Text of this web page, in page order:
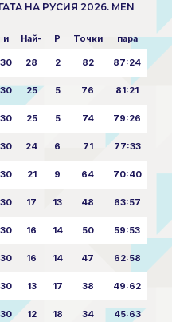
НА РУСИЯ 2026. MEN
и Най- P Точки пара
30 28 2 82 87:24
30 25 5 76 81:21
30 25 5 74 79:26
30 24 6 71 77:33
30 21 9 64 70:40
30 17 13 48 63:57
30 16 14 50 59:53
30 16 14 47 62:58
30 13 17 38 49:62
30 12 18 34 45:63